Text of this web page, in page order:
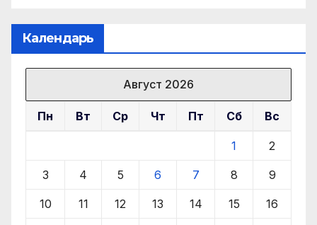
Календарь
Август 2026
Пн Вт Ср Чт Пт Сб Вс
1 2
3 4 5 6 7 8 9
10 11 12 13 14 15 16